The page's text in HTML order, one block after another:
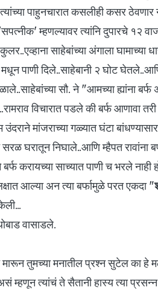
'त्यांच्या पाहुनचारात कसलीही कसर
म्हणल्यावर त्यांनि दुपारचे १२
साहेबांच्या अंगाला घामाच्या
पाणी दिले..साहेबानी २ घोट घेतले..आणि
सौ. ने "आमच्या ह्यांना
विचारात पडले की बर्फ आणावा
मांजराच्या गळ्यात घंटा
घरातून निघाले..आणि म्हैपत रावांना
करायच्या साच्यात पाणी च भरले नाही
लक्षात आल्या अन त्या बर्फामुळे परत एकदा "
वासाडले.
तुमच्या मनातील प्रश्न सुटेल का हे
म्हणून त्यांचं ते सैतानी हास्य त्या